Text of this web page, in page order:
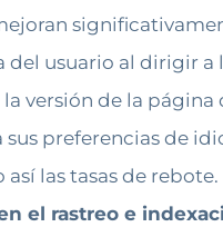
del usuario al dirigir a
la versión de la página
sus preferencias de
las tasas de rebote.
el rastreo e